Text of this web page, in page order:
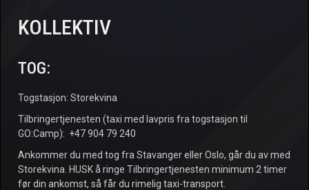
KOLLEKTIV
TOG:
Togstasjon: Storekvina
Tilbringertjenesten (taxi med lavpris fra togstasjon til
GO:Camp): +47 904 79 240
Ankommer du med tog fra Stavanger eller Oslo, går du av med
Storekvina. HUSK å ringe Tilbringertjenesten minimum 2 timer
før din ankomst, så får du rimelig taxi-transport.